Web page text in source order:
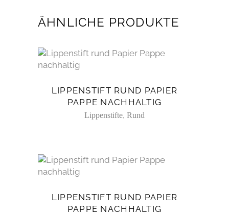
ÄHNLICHE PRODUKTE
LIPPENSTIFT RUND PAPIER
PAPPE NACHHALTIG
Lippenstifte, Rund
LIPPENSTIFT RUND PAPIER
PAPPE NACHHALTIG